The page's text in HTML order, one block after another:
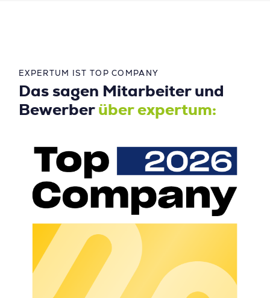
EXPERTUM IST TOP COMPANY
Das sagen Mitarbeiter und
Bewerber über expertum: